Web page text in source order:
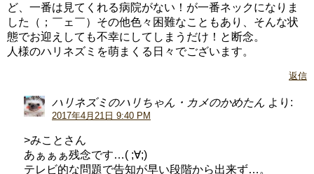
ど、一番は見てくれる病院がない！が一番ネックになりま
した（；￣ェ￣）その他色々困難なこともあり、そんな状
態でお迎えしても不幸にしてしまうだけ！と断念。
人様のハリネズミを萌まくる日々でございます。
返信
ハリネズミのハリちゃん・カメのかめたん より:
2017年4月21日 9:40 PM
>みことさん
あぁぁぁ残念です…( ;∀;)
テレビ的な問題で告知が早い段階から出来ず…。